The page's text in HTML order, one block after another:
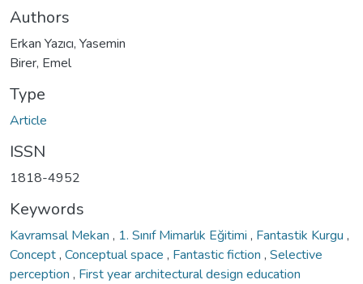
Authors
Erkan Yazıcı, Yasemin
Birer, Emel
Type
Article
ISSN
1818-4952
Keywords
Kavramsal Mekan , 1. Sınıf Mimarlık Eğitimi , Fantastik Kurgu ,
Concept, Conceptual space , Fantastic fiction , Selective
perception , First year architectural design education